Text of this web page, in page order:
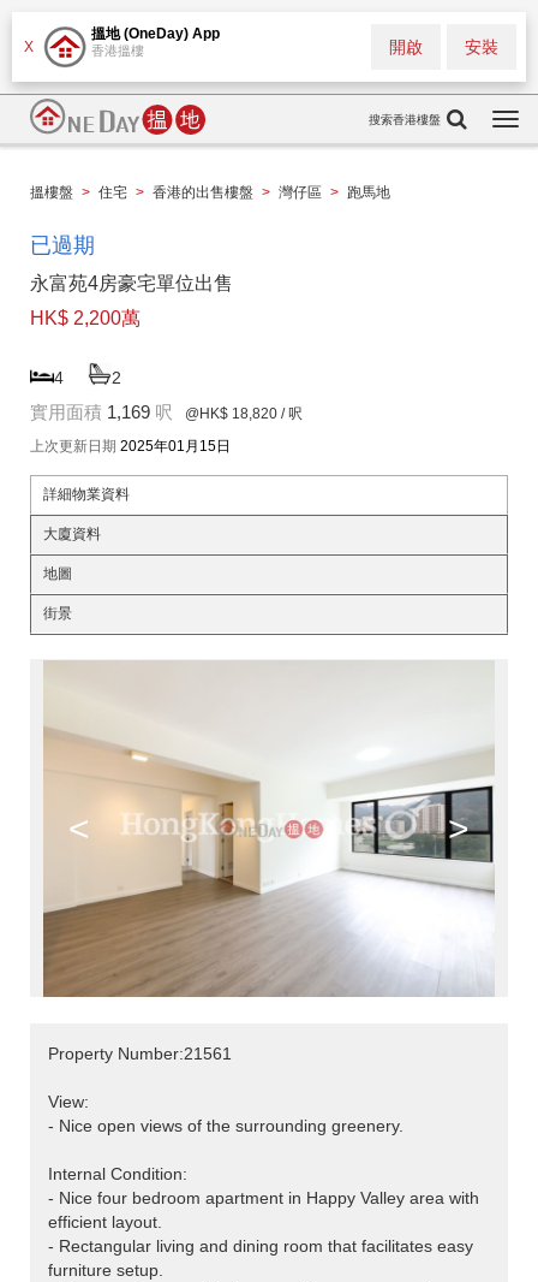
X
搵地 (OneDay) App
香港搵樓 安裝
開啟
搜索香港樓盤
搵樓盤 > 住宅 > 香港的出售樓盤 > 灣仔區 > 跑馬地
已過期
永富苑4房豪宅單位出售
HK$ 2,200萬
4 2
實用面積 1,169 呎 @HK$ 18,820 / 呎
上次更新日期 2025年01月15日
詳細物業資料
大廈資料
地圖
街景
< >
Property Number:21561
View:
- Nice open views of the surrounding greenery.
Internal Condition:
- Nice four bedroom apartment in Happy Valley area with
efficient layout.
- Rectangular living and dining room that facilitates easy
furniture setup.